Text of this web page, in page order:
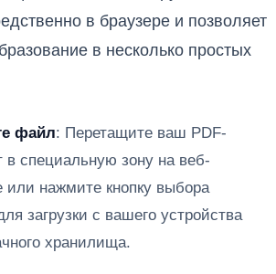
в браузере и позволяет
в несколько простых
файл: Перетащите ваш PDF-
в специальную зону на веб-
или нажмите кнопку выбора
загрузки с вашего устройства
хранилища.